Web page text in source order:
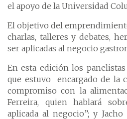
el apoyo de la Universidad
El objetivo del
charlas, talleres y debates,
ser aplicadas al negocio
En esta edición los
que estuvo encargado de la
compromiso con la
Ferreira, quien hablará
aplicada al negocio”; y